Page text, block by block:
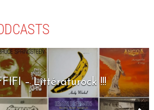
– Seven Days To Rock !!!